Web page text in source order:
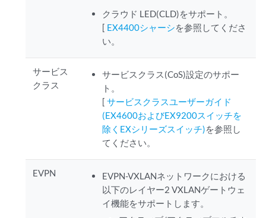
クラウド LED(CLD)をサポート。
[ EX4400シャーシを参照してくださ
い。
サービス
クラス
サービスクラス(CoS)設定のサポー
ト。
[サービスクラスユーザーガイド
(EX4600およびEX9200スイッチを
除くEXシリーズスイッチ)を参照し
てください。
EVPN
EVPN-VXLANネットワークにおける
以下のレイヤー2 VXLANゲートウェ
イ機能をサポートします。